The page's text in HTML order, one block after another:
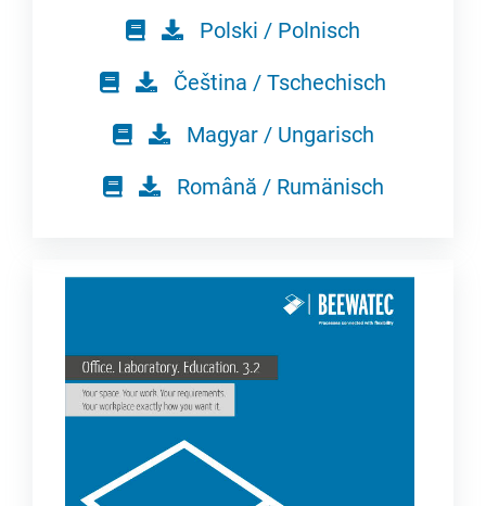
Polski / Polnisch
Čeština / Tschechisch
Magyar / Ungarisch
Română / Rumänisch